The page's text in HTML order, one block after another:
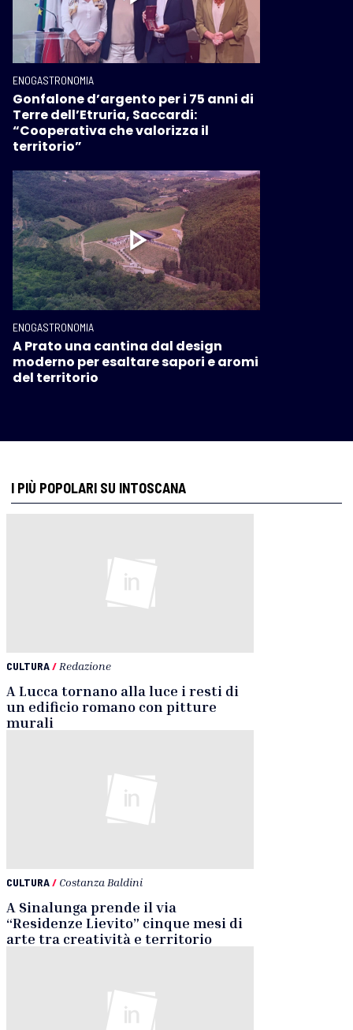
ENOGASTRONOMIA
Gonfalone d’argento per i 75 anni di
Terre dell’Etruria, Saccardi:
“Cooperativa che valorizza il
territorio”
ENOGASTRONOMIA
A Prato una cantina dal design
moderno per esaltare sapori e aromi
del territorio
I PIÙ POPOLARI SU INTOSCANA
CULTURA/ Redazione
A Lucca tornano alla luce i resti di
un edificio romano con pitture
murali
CULTURA/ Costanza Baldini
A Sinalunga prende il via
“Residenze Lievito” cinque mesi di
arte tra creatività e territorio